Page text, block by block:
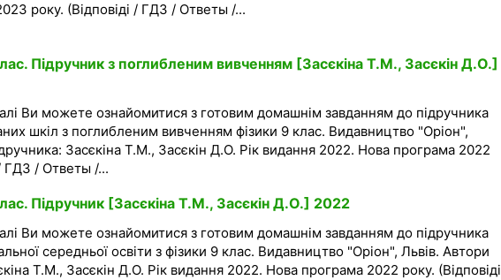
року. (Відповіді / ГДЗ / Ответы /...
Підручник з поглибленим вивченням [Засєкіна Т.М., Засєкін Д.О.]
Ви можете ознайомитися з готовим домашнім завданням до підручника
шкіл з поглибленим вивченням фізики 9 клас. Видавництво "Оріон",
Засєкіна Т.М., Засєкін Д.О. Рік видання 2022. Нова програма 2022
/ ГДЗ / Ответы /...
Підручник [Засєкіна Т.М., Засєкін Д.О.] 2022
Ви можете ознайомитися з готовим домашнім завданням до підручника
середньої освіти з фізики 9 клас. Видавництво "Оріон", Львів. Автори
Т.М., Засєкін Д.О. Рік видання 2022. Нова програма 2022 року. (Відповіді